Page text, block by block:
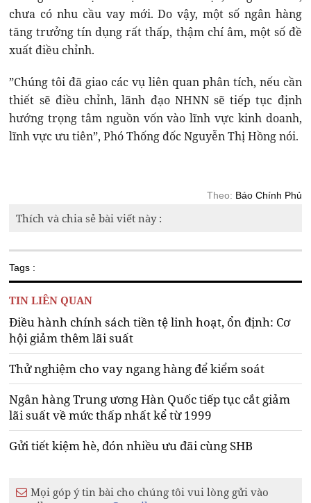
chưa có nhu cầu vay mới. Do vậy, một số ngân hàng
tăng trưởng tín dụng rất thấp, thậm chí âm, một số đề
xuất điều chỉnh.
”Chúng tôi đã giao các vụ liên quan phân tích, nếu cần
thiết sẽ điều chỉnh, lãnh đạo NHNN sẽ tiếp tục định
hướng trọng tâm nguồn vốn vào lĩnh vực kinh doanh,
lĩnh vực ưu tiên”, Phó Thống đốc Nguyễn Thị Hồng nói.
Theo: Báo Chính Phủ
Thích và chia sẻ bài viết này :
Tags :
TIN LIÊN QUAN
Điều hành chính sách tiền tệ linh hoạt, ổn định: Cơ
hội giảm thêm lãi suất
Thử nghiệm cho vay ngang hàng để kiểm soát
Ngân hàng Trung ương Hàn Quốc tiếp tục cắt giảm
lãi suất về mức thấp nhất kể từ 1999
Gửi tiết kiệm hè, đón nhiều ưu đãi cùng SHB
Mọi góp ý tin bài cho chúng tôi vui lòng gửi vào